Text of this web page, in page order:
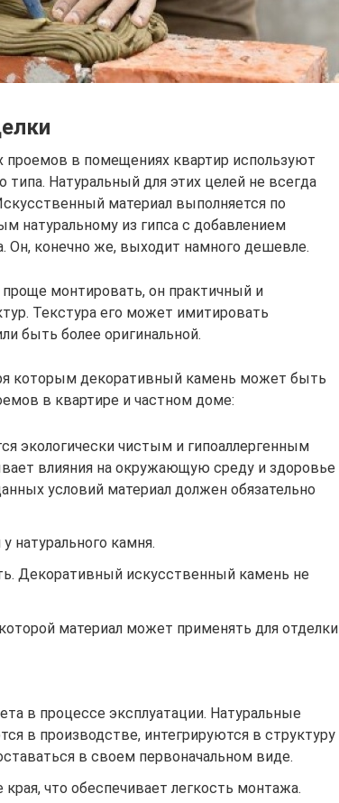
в помещениях квартир используют
Натуральный для этих целей не всегда
материал выполняется по
натуральному из гипса с добавлением
Он, конечно же, выходит намного дешевле.
монтировать, он практичный и
Текстура его может имитировать
быть более оригинальной.
которым декоративный камень может быть
в квартире и частном доме:
экологически чистым и гипоаллергенным
влияния на окружающую среду и здоровье
условий материал должен обязательно
натурального камня.
Декоративный искусственный камень не
материал может применять для отделки
в процессе эксплуатации. Натуральные
в производстве, интегрируются в структуру
в своем первоначальном виде.
что обеспечивает легкость монтажа.